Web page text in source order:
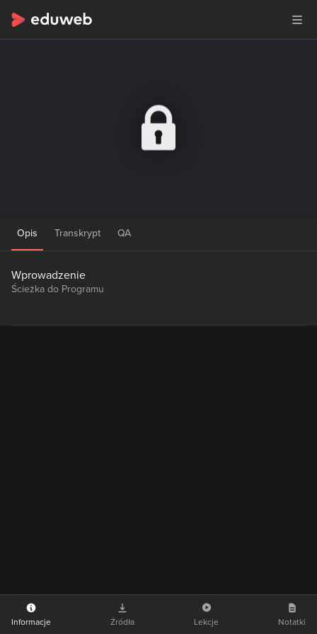
Opis Transkrypt QA
Wprowadzenie
Ścieżka do Programu
Informacje Źródła Lekcje Notatki